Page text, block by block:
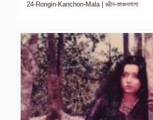
24-Rongin-Kanchon-Mala | রঙীন-কাঞ্চনমালা